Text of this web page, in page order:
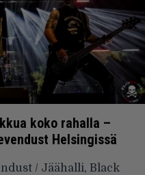
koko rahalla –
Helsingissä
/ Jäähalli, Black